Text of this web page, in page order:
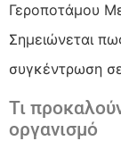
Γεροποτάμου
Σημειώνεται
συγκέντρωση
Τι
οργανισμό